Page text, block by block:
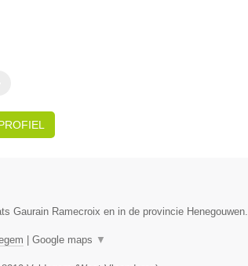
Gaurain Ramecroix en in de provincie Henegouwen.
Google maps ▼